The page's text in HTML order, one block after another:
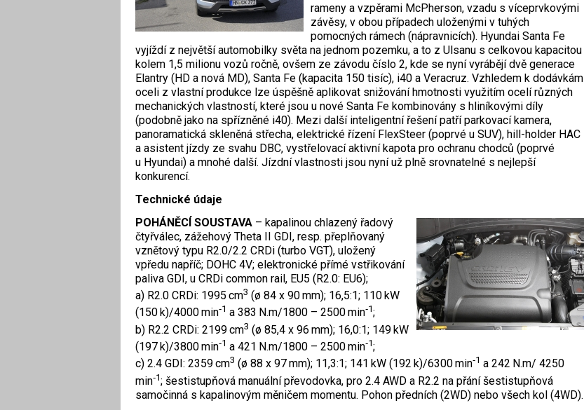
rameny a vzpěrami McPherson, vzadu s víceprv­kovými
závěsy, v obou případech uloženými v tuhých
pomocných rámech (nápravnicích). Hyundai Santa Fe
vyjíždí z největší auto­mobilky světa na jednom pozemku, a to z Ulsanu s celkovou kapacitou
kolem 1,5 milionu vozů ročně, ovšem ze závodu ­číslo 2, kde se nyní vyrábějí dvě generace
Elantry (HD a nová MD), Santa Fe (kapacita 150 tisíc), i40 a Veracruz. Vzhledem k dodávkám
oceli z vlastní produkce lze úspěšně aplikovat ­snižování hmotnosti využitím ocelí různých
mechanických vlastností, které jsou u nové Santa Fe kombinovány s hliníkovými díly
(podobně jako na spřízněné i40). Mezi další inteligentní řešení patří parkovací kamera,
panoramatická skleněná střecha, elektrické řízení FlexSteer (poprvé u SUV), hill-holder HAC
a asistent jízdy ze svahu DBC, vystřelovací aktivní kapota pro ochranu chodců (poprvé
u Hyundai) a mnohé ­další. Jízdní vlastnosti jsou nyní už plně srovnatelné s nejlepší
konkurencí.
Technické údaje
POHÁNĚCÍ SOUSTAVA– kapalinou chlazený řadový
čtyřválec, zážehový Theta II GDI, resp. přeplňovaný
vznětový typu R2.0/2.2 CRDi (turbo VGT), uložený
vpředu napříč; DOHC 4V; elektro­nické přímé vstřikování
paliva GDI, u CRDi common rail, EU5 (R2.0: EU6);
a) R2.0 CRDi: 1995 cm3 (ø 84 x 90 mm); 16,5:1; 110 kW
(150 k)/4000 min‑1 a 383 N.m/1800 – 2500 min‑1;
b) R2.2 CRDi: 2199 cm3 (ø 85,4 x 96 mm); 16,0:1; 149 kW
(197 k)/3800 min‑1 a 421 N.m/1800 – 2500 min‑1;
c) 2.4 GDI: 2359 cm3 (ø 88 x 97 mm); 11,3:1; 141 kW (192 k)/6300 min‑1 a 242 N.m/ 4250
min‑1; šestistupňová manuální převodovka, pro 2.4 AWD a R2.2 na přání šestistupňová
samočinná s kapalinovým měničem momentu. Pohon předních (2WD) nebo všech kol (4WD).